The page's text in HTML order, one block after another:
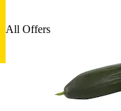
All Offers